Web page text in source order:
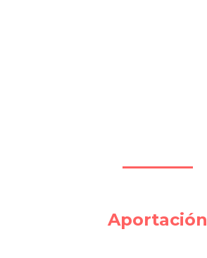
Aportación